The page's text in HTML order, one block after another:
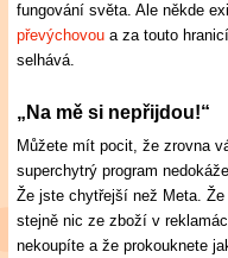
fungování světa. Ale někde
převýchovou a za touto
selhává.
„Na mě si nepřijdou!“
Můžete mít pocit, že zrovna
superchytrý program
Že jste chytřejší než Meta. Že
stejně nic ze zboží v
nekoupíte a že prokouknete